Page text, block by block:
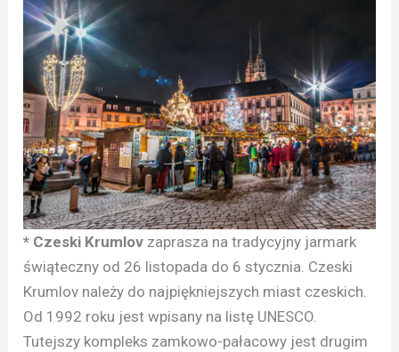
* Czeski Krumlov zaprasza na tradycyjny jarmark
świąteczny od 26 listopada do 6 stycznia. Czeski
Krumlov należy do najpiękniejszych miast czeskich.
Od 1992 roku jest wpisany na listę UNESCO.
Tutejszy kompleks zamkowo-pałacowy jest drugim